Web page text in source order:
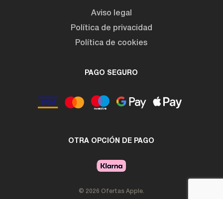
Aviso legal
Política de privacidad
Política de cookies
PAGO SEGURO
OTRA OPCIÓN DE PAGO
© 2026 Ofertas Apple.